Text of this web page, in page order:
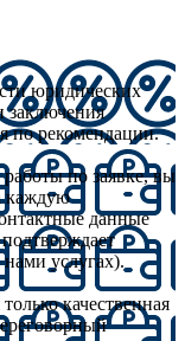
юридических
заключения
по рекомендации.
по заявке, вы
каждую
данные
услугах).
качественная